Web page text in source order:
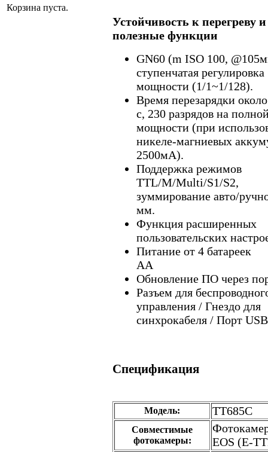
Корзина пуста.
Устойчивость к перегреву
полезные функции
GN60 (m ISO 100,
ступенчатая регулировка
мощности (1/1~1/128).
Время перезарядки
с, 230 разрядов на
мощности (при
никеле-магниевых
2500мА).
Поддержка режимов
TTL/M/Multi/S1/S2,
зуммирование авто/
мм.
Функция расширенных
пользовательских
Питание от 4 батареек
Обновление ПО через
Разъем для
управления / Гнездо для
синхрокабеля / Порт USB
Спецификация
Модель: TT685C
Совместимые
фотокамеры:
EOS (E-